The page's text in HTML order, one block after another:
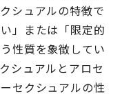
シュアルの特徴で
」または「限定的
性質を象徴してい
シュアルとアロセ
セクシュアルの性